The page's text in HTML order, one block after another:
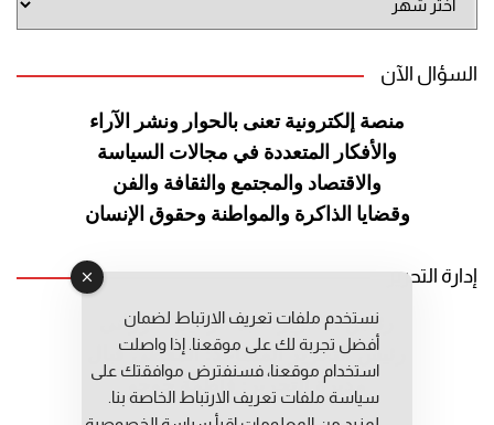
الموقع
السؤال الآن
منصة إلكترونية تعنى بالحوار ونشر الآراء
والأفكار المتعددة في مجالات السياسة
والاقتصاد والمجتمع والثقافة والفن
وقضايا الذاكرة والمواطنة وحقوق الإنسان
إدارة التحرير
رئيس التحرير: عبد الرحيم التوراني
رئيس التحرير المساعد: المعطي قبال
مديرة التحرير: فاطمة حوحو
نستخدم ملفات تعريف الارتباط لضمان
أفضل تجربة لك على موقعنا. إذا واصلت
استخدام موقعنا، فسنفترض موافقتك على
سياسة ملفات تعريف الارتباط الخاصة بنا.